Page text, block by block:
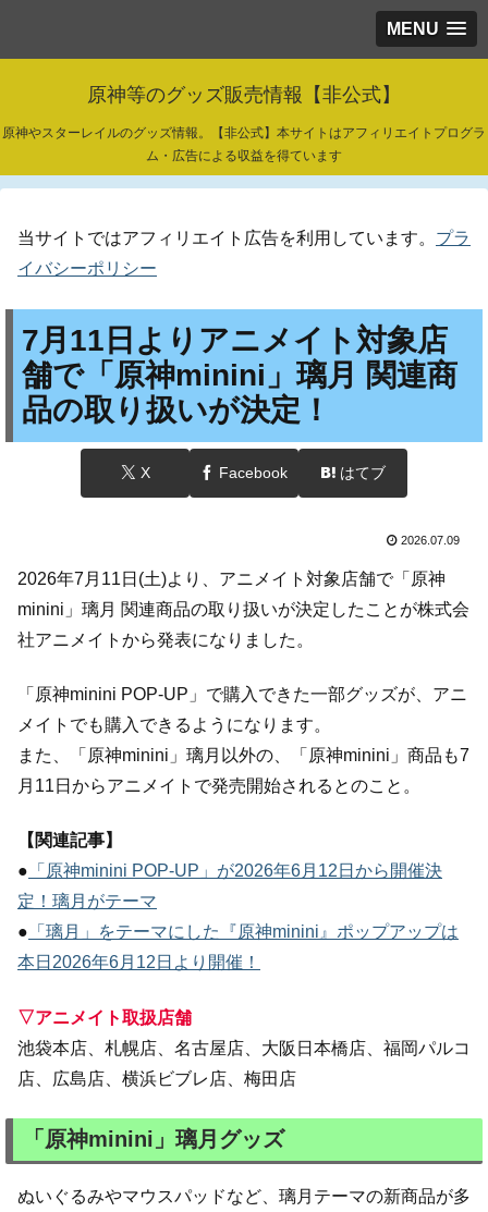
MENU
原神等のグッズ販売情報【非公式】
原神やスターレイルのグッズ情報。【非公式】本サイトはアフィリエイトプログラ
ム・広告による収益を得ています
当サイトではアフィリエイト広告を利用しています。 プラ
イバシーポリシー
7月11日よりアニメイト対象店
舗で「原神minini」璃月 関連商
品の取り扱いが決定！
X Facebook はてブ
2026.07.09
2026年7月11日(土)より、アニメイト対象店舗で「原神
minini」璃月 関連商品の取り扱いが決定したことが株式会
社アニメイトから発表になりました。
「原神minini POP-UP」で購入できた一部グッズが、アニ
メイトでも購入できるようになります。
また、「原神minini」璃月以外の、「原神minini」商品も7
月11日からアニメイトで発売開始されるとのこと。
【関連記事】
● 「原神minini POP-UP」が2026年6月12日から開催決
定！璃月がテーマ
● 「璃月」をテーマにした『原神minini』ポップアップは
本日2026年6月12日より開催！
▽アニメイト取扱店舗
池袋本店、札幌店、名古屋店、大阪日本橋店、福岡パルコ
店、広島店、横浜ビブレ店、梅田店
「原神minini」璃月グッズ
ぬいぐるみやマウスパッドなど、璃月テーマの新商品が多